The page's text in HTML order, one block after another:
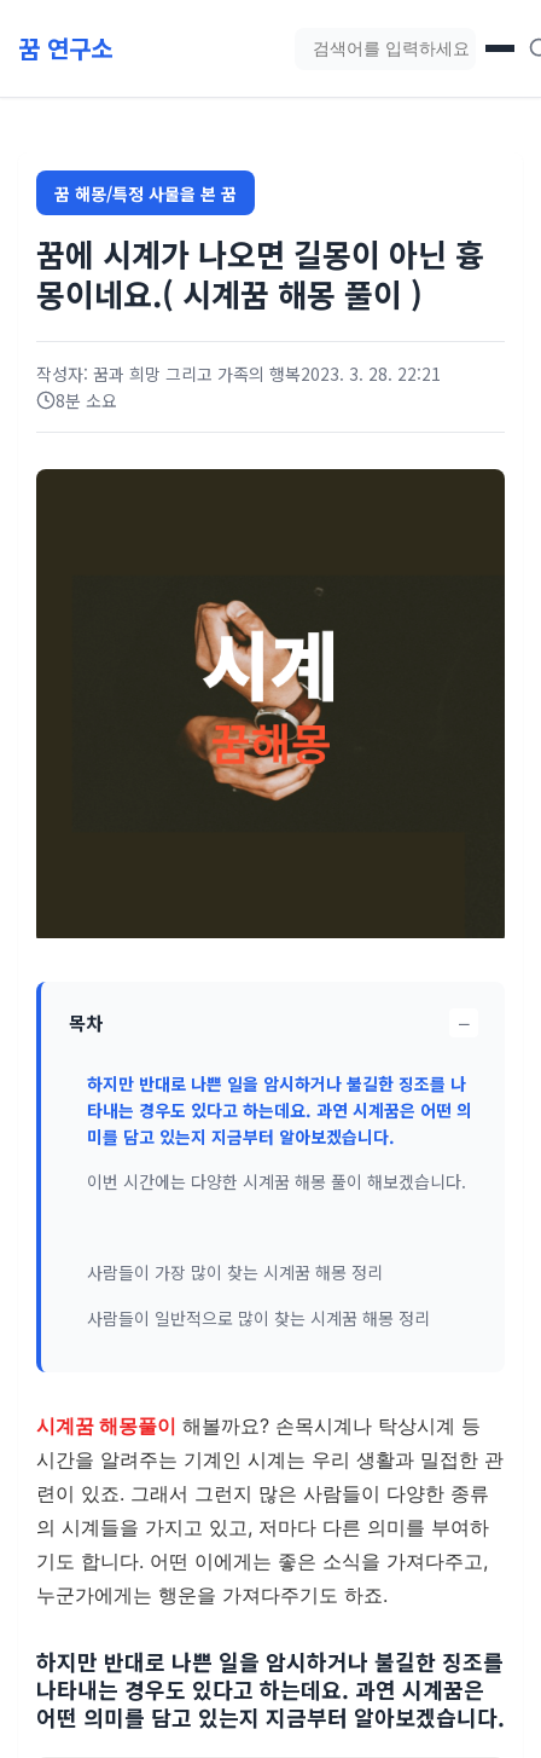
꿈 연구소 블로그 검색
꿈 해몽/특정 사물을 본 꿈
꿈에 시계가 나오면 길몽이 아닌 흉
몽이네요.( 시계꿈 해몽 풀이 )
작성자: 꿈과 희망 그리고 가족의 행복2023. 3. 28. 22:21
8분 소요
목차 −
하지만 반대로 나쁜 일을 암시하거나 불길한 징조를 나
타내는 경우도 있다고 하는데요. 과연 시계꿈은 어떤 의
미를 담고 있는지 지금부터 알아보겠습니다.
이번 시간에는 다양한 시계꿈 해몽 풀이 해보겠습니다.
사람들이 가장 많이 찾는 시계꿈 해몽 정리
사람들이 일반적으로 많이 찾는 시계꿈 해몽 정리
시계꿈 해몽풀이 해볼까요? 손목시계나 탁상시계 등
시간을 알려주는 기계인 시계는 우리 생활과 밀접한 관
련이 있죠. 그래서 그런지 많은 사람들이 다양한 종류
의 시계들을 가지고 있고, 저마다 다른 의미를 부여하
기도 합니다. 어떤 이에게는 좋은 소식을 가져다주고,
누군가에게는 행운을 가져다주기도 하죠.
하지만 반대로 나쁜 일을 암시하거나 불길한 징조를
나타내는 경우도 있다고 하는데요. 과연 시계꿈은
어떤 의미를 담고 있는지 지금부터 알아보겠습니다.